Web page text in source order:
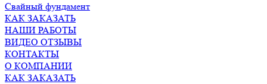
Свайный фундамент
КАК ЗАКАЗАТЬ
НАШИ РАБОТЫ
ВИДЕО ОТЗЫВЫ
КОНТАКТЫ
О КОМПАНИИ
КАК ЗАКАЗАТЬ